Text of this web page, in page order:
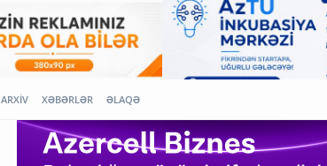
ARXİV XƏBƏRLƏR ƏLAQƏ